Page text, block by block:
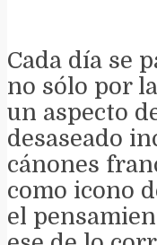
Cada día se
no sólo por
un aspecto
desaseado
cánones
como icono
el